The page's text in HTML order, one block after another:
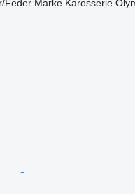
Feder Marke Karosserie